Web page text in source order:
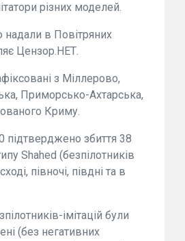
різних моделей.
в Повітряних
Цензор.НЕТ.
з Міллерово,
Приморсько-Ахтарська,
Криму.
підтверджено збиття 38
Shahed (безпілотників
півночі, півдні та в
імітацій були
(без негативних